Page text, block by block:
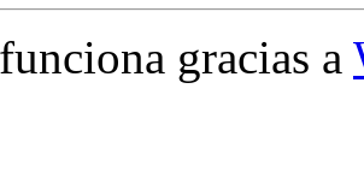
gracias a